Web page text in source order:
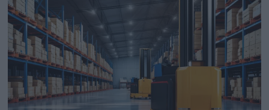
MY PROPERTY
ΚΑΡΑΜΠΟΛΕΣ
ΟΡΟΙ ΧΡΗΣΗΣ